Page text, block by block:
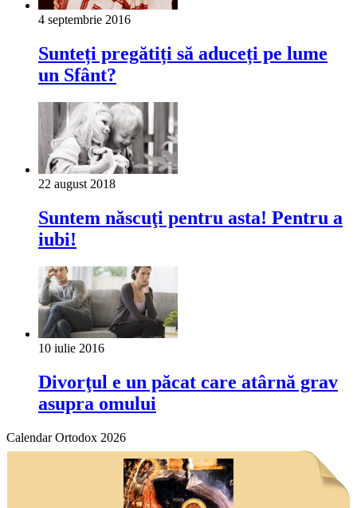
4 septembrie 2016
Sunteți pregătiți să aduceți pe lume
un Sfânt?
22 august 2018
Suntem născuţi pentru asta! Pentru a
iubi!
10 iulie 2016
Divorţul e un păcat care atârnă grav
asupra omului
Calendar Ortodox 2026